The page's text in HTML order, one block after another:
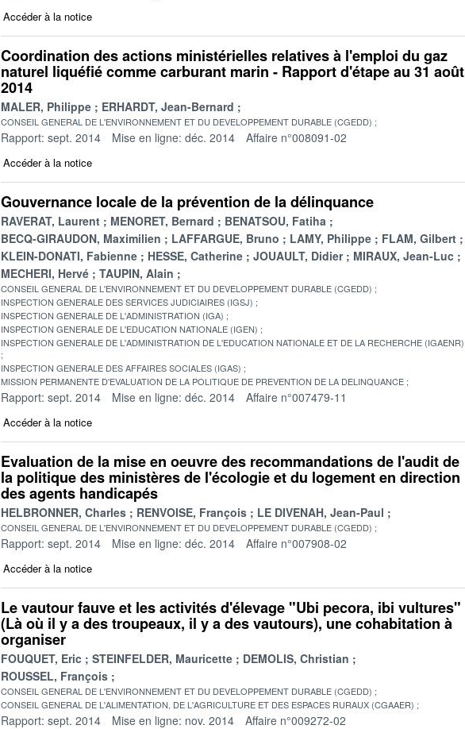
Accéder à la notice
Coordination des actions ministérielles relatives à l'emploi du gaz
naturel liquéfié comme carburant marin - Rapport d'étape au 31 août
2014
MALER, Philippe ERHARDT, Jean-Bernard
CONSEIL GENERAL DE L'ENVIRONNEMENT ET DU DEVELOPPEMENT DURABLE (CGEDD)
Rapport: sept. 2014 Mise en ligne: déc. 2014 Affaire n°008091-02
Accéder à la notice
Gouvernance locale de la prévention de la délinquance
RAVERAT, Laurent MENORET, Bernard
BENATSOU, Fatiha
BECQ-GIRAUDON, Maximilien
LAFFARGUE, Bruno LAMY, Philippe
FLAM, Gilbert
KLEIN-DONATI, Fabienne
HESSE, Catherine JOUAULT, Didier
MIRAUX, Jean-Luc
MECHERI, Hervé
TAUPIN, Alain
CONSEIL GENERAL DE L'ENVIRONNEMENT ET DU DEVELOPPEMENT DURABLE (CGEDD)
INSPECTION GENERALE DES SERVICES JUDICIAIRES (IGSJ)
INSPECTION GENERALE DE L'ADMINISTRATION (IGA)
INSPECTION GENERALE DE L'EDUCATION NATIONALE (IGEN)
INSPECTION GENERALE DE L'ADMINISTRATION DE L'EDUCATION NATIONALE ET DE LA RECHERCHE (IGAENR)
INSPECTION GENERALE DES AFFAIRES SOCIALES (IGAS)
MISSION PERMANENTE D'EVALUATION DE LA POLITIQUE DE PREVENTION DE LA DELINQUANCE
Rapport: sept. 2014 Mise en ligne: déc. 2014 Affaire n°007479-11
Accéder à la notice
Evaluation de la mise en oeuvre des recommandations de l'audit de
la politique des ministères de l'écologie et du logement en direction
des agents handicapés
HELBRONNER, Charles RENVOISE, François LE DIVENAH, Jean-Paul
CONSEIL GENERAL DE L'ENVIRONNEMENT ET DU DEVELOPPEMENT DURABLE (CGEDD)
Rapport: sept. 2014 Mise en ligne: déc. 2014 Affaire n°007908-02
Accéder à la notice
Le vautour fauve et les activités d'élevage "Ubi pecora, ibi vultures"
(Là où il y a des troupeaux, il y a des vautours), une cohabitation à
organiser
FOUQUET, Eric STEINFELDER, Mauricette
DEMOLIS, Christian
ROUSSEL, François
CONSEIL GENERAL DE L'ENVIRONNEMENT ET DU DEVELOPPEMENT DURABLE (CGEDD)
CONSEIL GENERAL DE L'ALIMENTATION, DE L'AGRICULTURE ET DES ESPACES RURAUX (CGAAER)
Rapport: sept. 2014 Mise en ligne: nov. 2014 Affaire n°009272-02